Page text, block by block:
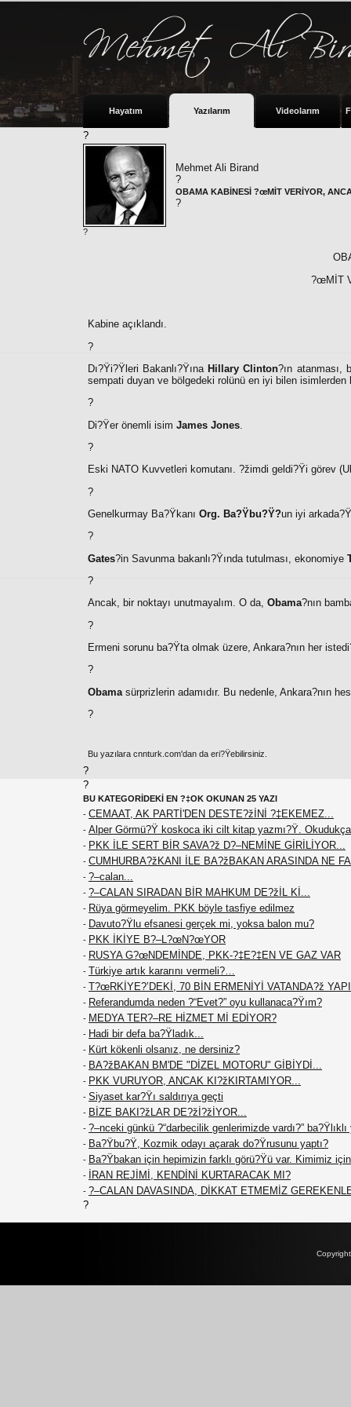
Hayatım Yazılarım Videolarım
?
Mehmet Ali Birand
?
OBAMA KABİNESİ ?œMİT VERİYOR,
?
?
?œMİT
Kabine açıklandı.
?
Dı?Ÿi?Ÿleri Bakanlı?Ÿına Hillary Clinton?ın atanması,
sempati duyan ve bölgedeki rolünü en iyi bilen isimlerden
?
Di?Ÿer önemli isim James Jones
?
Eski NATO Kuvvetleri komutanı. ?žimdi geldi?Ÿi görev
?
Genelkurmay Ba?Ÿkanı Org. Ba?Ÿbu?Ÿ?un iyi
?
Gates?in Savunma bakanlı?Ÿında tutulması, ekonomiye
?
Ancak, bir noktayı unutmayalım. O da, Obama?nın
?
Ermeni sorunu ba?Ÿta olmak üzere, Ankara?nın her
?
Obama sürprizlerin adamıdır. Bu nedenle, Ankara?nın
?
Bu yazılara cnnturk.com'dan da eri?Ÿebilirsiniz.
?
?
BU KATEGORİDEKİ EN ?‡OK OKUNAN 25 YAZI
- CEMAAT, AK PARTİ'DEN DESTE?žİNİ ?‡EKEMEZ...
- Alper Görmü?Ÿ koskoca iki cilt kitap yazmı?Ÿ.
- PKK İLE SERT BİR SAVA?ž D?–NEMİNE GİRİLİYOR...
- CUMHURBA?žKANI İLE BA?žBAKAN ARASINDA NE
- ?–calan...
- ?–CALAN SIRADAN BİR MAHKUM DE?žİL Kİ...
- Rüya görmeyelim. PKK böyle tasfiye edilmez
- Davuto?Ÿlu efsanesi gerçek mi, yoksa balon mu?
- PKK İKİYE B?–L?œN?œYOR
- RUSYA G?œNDEMİNDE, PKK-?‡E?‡EN VE GAZ VAR
- Türkiye artık kararını vermeli?…
- T?œRKİYE?’DEKİ, 70 BİN ERMENİYİ VATANDA?ž
- Referandumda neden ?“Evet?” oyu kullanaca?Ÿım?
- MEDYA TER?–RE HİZMET Mİ EDİYOR?
- Hadi bir defa ba?Ÿladık...
- Kürt kökenli olsanız, ne dersiniz?
- BA?žBAKAN BM'DE "DİZEL MOTORU" GİBİYDİ...
- PKK VURUYOR, ANCAK KI?žKIRTAMIYOR...
- Siyaset kar?Ÿı saldırıya geçti
- BİZE BAKI?žLAR DE?žİ?žİYOR...
- ?–nceki günkü ?“darbecilik genlerimizde vardı?”
- Ba?Ÿbu?Ÿ, Kozmik odayı açarak do?Ÿrusunu yaptı?
- Ba?Ÿbakan için hepimizin farklı görü?Ÿü var. Kimimiz
- İRAN REJİMİ, KENDİNİ KURTARACAK MI?
- ?–CALAN DAVASINDA, DİKKAT ETMEMİZ
?